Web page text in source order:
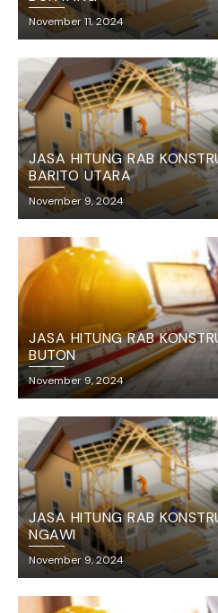
November 11, 2024
JASA HITUNG RAB
BARITO UTARA
November 9, 2024
JASA HITUNG RAB
BUTON
November 9, 2024
JASA HITUNG RAB
NGAWI
November 9, 2024